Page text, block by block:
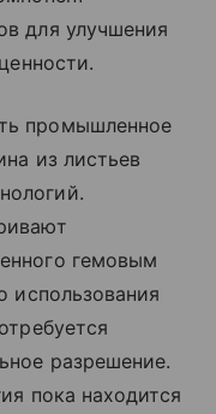
для улучшения
промышленное
из листьев
гемовым
использования
разрешение.
пока находится